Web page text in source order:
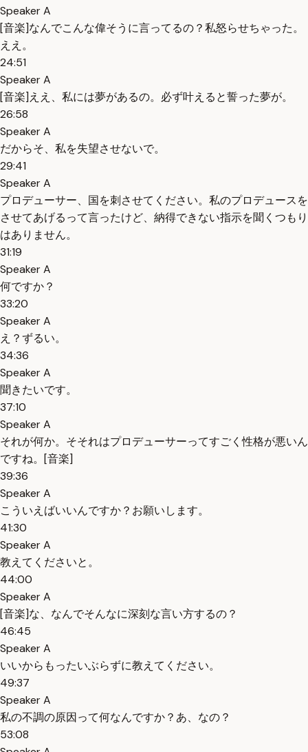
Speaker A
[音楽]なんでこんな偉そうに言ってるの？私怒らせちゃった。
ええ。
24:51
Speaker A
[音楽]ええ、私には夢があるの。必ず叶えると誓った夢が。
26:58
Speaker A
だからそ、私を失望させないで。
29:41
Speaker A
プロデューサー、国を刺させてください。私のプロデュースを
させてあげるって言ったけど、納得できない指示を聞くつもり
はありません。
31:19
Speaker A
何ですか？
33:20
Speaker A
え？ずるい。
34:36
Speaker A
聞きたいです。
37:10
Speaker A
それが何か。そそれはプロデューサーってすごく性格が悪いん
ですね。[音楽]
39:36
Speaker A
こういえばいいんですか？お願いします。
41:30
Speaker A
教えてくださいと。
44:00
Speaker A
[音楽]な、なんでそんなに深刻な言い方するの？
46:45
Speaker A
いいからもったいぶらずに教えてください。
49:37
Speaker A
私の不調の原因って何なんですか？あ、なの？
53:08